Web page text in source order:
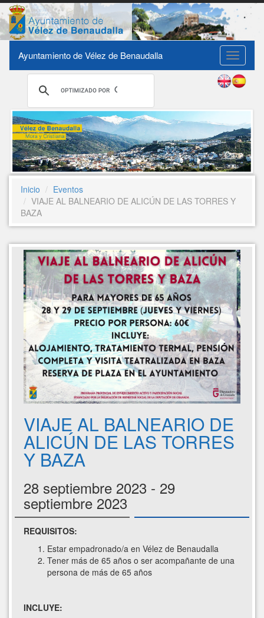
Toggle
Ayuntamiento de Vélez de Benaudalla
Inicio
Eventos
VIAJE AL BALNEARIO DE ALICÚN DE LAS TORRES Y
BAZA
VIAJE AL BALNEARIO DE
ALICÚN DE LAS TORRES
Y BAZA
28 septiembre 2023 - 29
septiembre 2023
REQUISITOS:
Estar empadronado/a en Vélez de Benaudalla
Tener más de 65 años o ser acompañante de una
persona de más de 65 años
INCLUYE: